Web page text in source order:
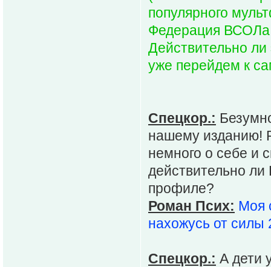
популярного
Федерация
Действительно
уже перейдем к
Спецкор.:
нашему изданию!
немного о себе и
действительно
профиле?
Роман Псих: Моя
нахожусь от силы
Спецкор.: А дети